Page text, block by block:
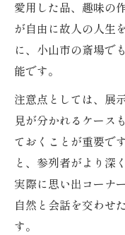
愛用した品、趣味の
が自由に故人の人生
に、小山市の斎場で
能です。
注意点としては、展
見が分かれるケース
ておくことが重要で
と、参列者がより深
実際に思い出コーナ
自然と会話を交わせ
す。